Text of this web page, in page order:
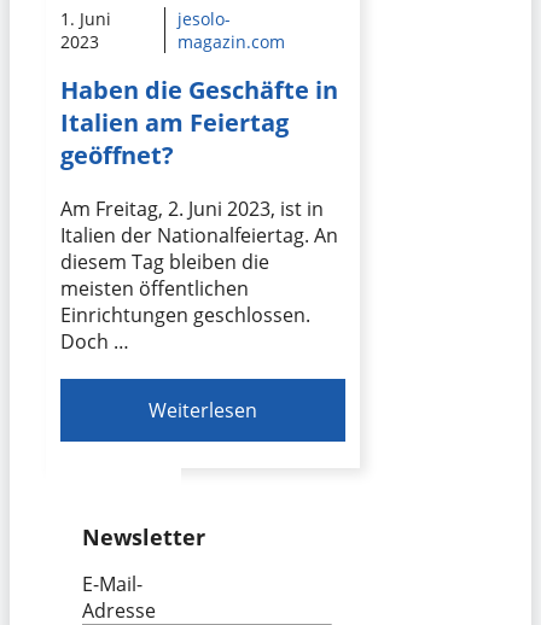
1. Juni
2023
jesolo-
magazin.com
Haben die Geschäfte in
Italien am Feiertag
geöffnet?
Am Freitag, 2. Juni 2023, ist in
Italien der Nationalfeiertag. An
diesem Tag bleiben die
meisten öffentlichen
Einrichtungen geschlossen.
Doch …
Weiterlesen
Newsletter
E-Mail-
Adresse